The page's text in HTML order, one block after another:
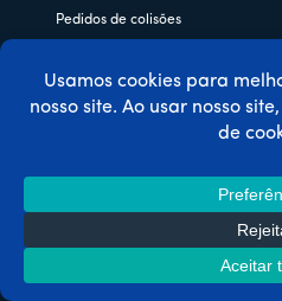
Pedidos de colisões
ActiveCampaign (versão de
Presentes do MemberPress